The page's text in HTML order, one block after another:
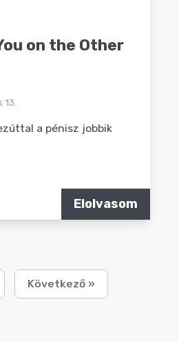
on the Other
13.
a pénisz jobbik
Elolvasom
Következő »